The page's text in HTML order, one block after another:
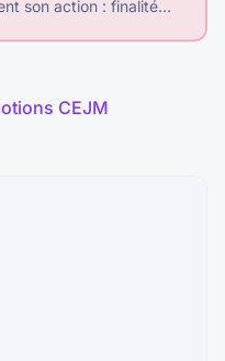
son action : finalité
CEJM